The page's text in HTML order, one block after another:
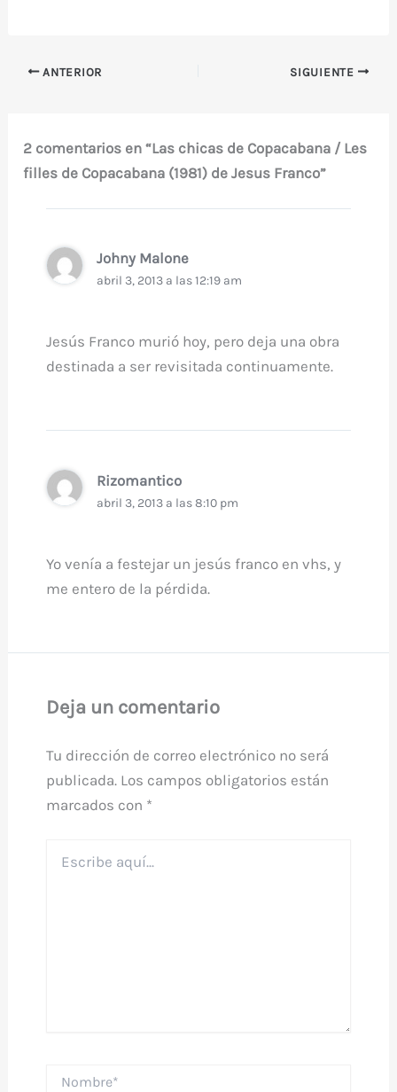
ANTERIOR SIGUIENTE
2 comentarios en “Las chicas de Copacabana / Les
filles de Copacabana (1981) de Jesus Franco”
Johny Malone
abril 3, 2013 a las 12:19 am
Jesús Franco murió hoy, pero deja una obra
destinada a ser revisitada continuamente.
Rizomantico
abril 3, 2013 a las 8:10 pm
Yo venía a festejar un jesús franco en vhs, y
me entero de la pérdida.
Deja un comentario
Tu dirección de correo electrónico no será
publicada. Los campos obligatorios están
marcados con *
aquí...